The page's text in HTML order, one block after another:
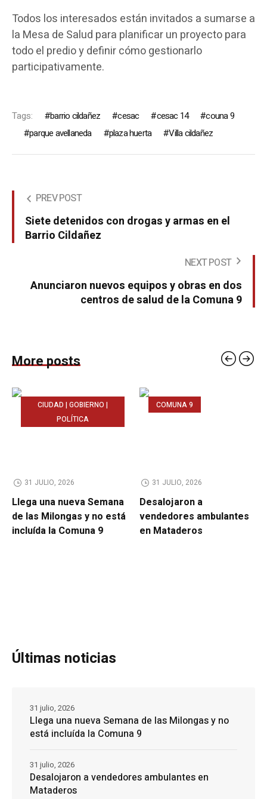
Todos los interesados están invitados a sumarse a
la Mesa de Salud para planificar un proyecto para
todo el predio y definir cómo gestionarlo
participativamente.
Tags: barrio cildañez cesac cesac 14
couna 9
parque avellaneda
plaza huerta Villa cildañez
PREV POST
Siete detenidos con drogas y armas en el
Barrio Cildañez
NEXT POST
Anunciaron nuevos equipos y obras en dos
centros de salud de la Comuna 9
More posts
CIUDAD | GOBIERNO |
POLÍTICA
31 JULIO, 2026
Llega una nueva Semana
de las Milongas y no está
incluída la Comuna 9
COMUNA 9
31 JULIO, 2026
Desalojaron a
vendedores ambulantes
en Mataderos
Últimas noticias
Llega una nueva Semana de las Milongas y no
está incluída la Comuna 9
31 julio, 2026
Desalojaron a vendedores ambulantes en
Mataderos
31 julio, 2026